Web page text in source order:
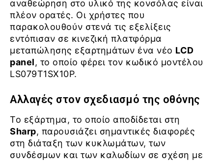
αναθεώρηση στο υλικό της κονσόλας είναι
πλέον ορατές. Οι χρήστες που
παρακολουθούν στενά τις εξελίξεις
εντόπισαν σε κινεζική πλατφόρμα
μεταπώλησης εξαρτημάτων ένα νέο LCD
panel, το οποίο φέρει τον κωδικό μοντέλου
LS079T1SX10P.
Αλλαγές στον σχεδιασμό της οθόνης
Το εξάρτημα, το οποίο αποδίδεται στη
Sharp, παρουσιάζει σημαντικές διαφορές
στη διάταξη των κυκλωμάτων, των
συνδέσμων και των καλωδίων σε σχέση με